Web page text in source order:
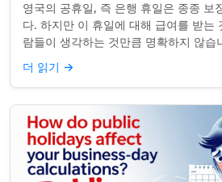
영국의 공휴일, 즉 은행 휴일은 종종 보
다. 하지만 이 휴일에 대해 급여를 받는
람들이 생각하는 것만큼 명확하지 않습
나 하루 쉬는 것이 전적으로 계...
더 읽기 →